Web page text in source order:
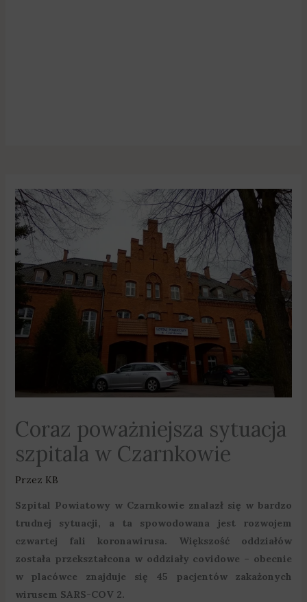
Coraz poważniejsza sytuacja
szpitala w Czarnkowie
Przez KB
Szpital Powiatowy w Czarnkowie znalazł się w bardzo
trudnej sytuacji, a ta spowodowana jest rozwojem
czwartej fali koronawirusa. Większość oddziałów
została przekształcona w oddziały covidowe – obecnie
w placówce znajduje się 45 pacjentów zakażonych
wirusem SARS-COV 2.